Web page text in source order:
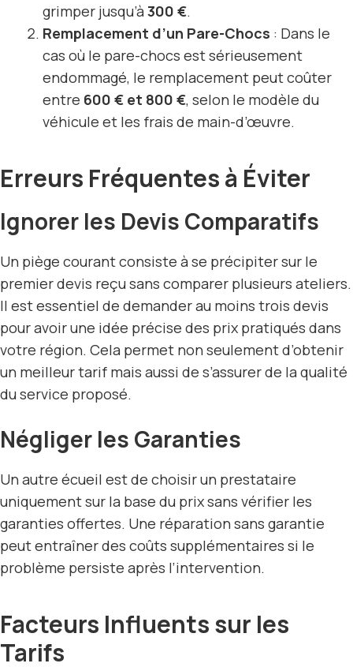
grimper jusqu’à 300 €.
Remplacement d’un Pare-Chocs : Dans le
cas où le pare-chocs est sérieusement
endommagé, le remplacement peut coûter
entre 600 € et 800 €, selon le modèle du
véhicule et les frais de main-d’œuvre.
Erreurs Fréquentes à Éviter
Ignorer les Devis Comparatifs
Un piège courant consiste à se précipiter sur le
premier devis reçu sans comparer plusieurs ateliers.
Il est essentiel de demander au moins trois devis
pour avoir une idée précise des prix pratiqués dans
votre région. Cela permet non seulement d’obtenir
un meilleur tarif mais aussi de s’assurer de la qualité
du service proposé.
Négliger les Garanties
Un autre écueil est de choisir un prestataire
uniquement sur la base du prix sans vérifier les
garanties offertes. Une réparation sans garantie
peut entraîner des coûts supplémentaires si le
problème persiste après l’intervention.
Facteurs Influents sur les
Tarifs